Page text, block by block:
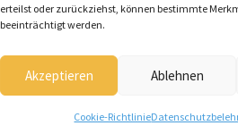
erteilst oder zurückziehst, können bestimmte
beeinträchtigt werden.
Akzeptieren Ablehnen
Cookie-Richtlinie